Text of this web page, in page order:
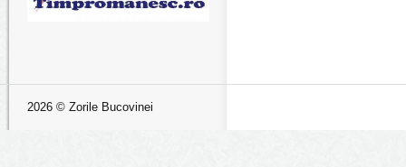
2026 © Zorile Bucovinei